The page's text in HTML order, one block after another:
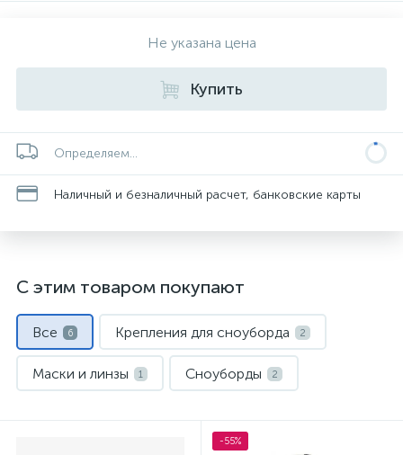
Не указана цена
Купить
Определяем...
Наличный и безналичный расчет, банковские карты
С этим товаром покупают
Все 6 Крепления для сноуборда 2
Маски и линзы 1 Сноуборды 2
-55%